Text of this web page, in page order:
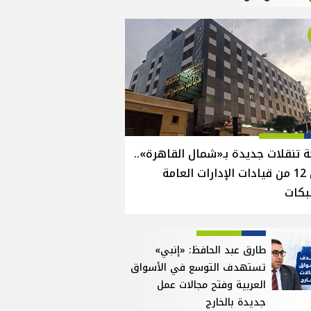
تنقلات جديدة بـ«شمال القاهرة»..
نقل 12 من قيادات الإدارات العامة
طارق عبد الحافظ: «إنبي»
تستهدف التوسع في الأسواق
العربية وفتح مجالات عمل
جديدة بالخارج